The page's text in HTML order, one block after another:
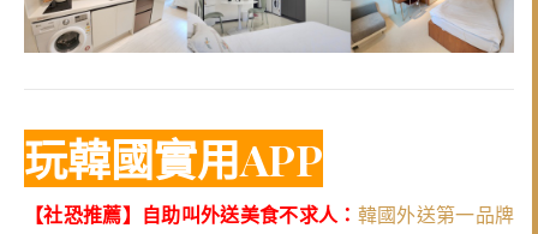
玩韓國實用APP
【社恐推薦】自助叫外送美食不求人： 韓國外送第一品牌